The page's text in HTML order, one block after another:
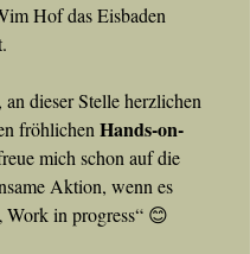
Hof das Eisbaden
dieser Stelle herzlichen
fröhlichen Hands-on-
mich schon auf die
Aktion, wenn es
Work in progress“ 😊